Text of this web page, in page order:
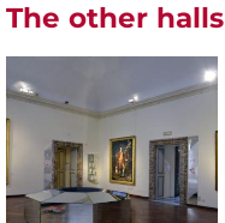
The other halls